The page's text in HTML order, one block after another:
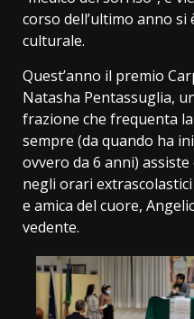
corso dell’ultimo anno
culturale.
Quest’anno il premio
Natasha Pentassuglia,
frazione che frequenta
sempre (da quando ha
ovvero da 6 anni)
negli orari
e amica del cuore,
vedente.